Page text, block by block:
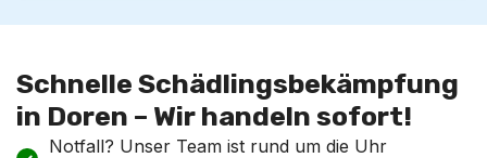
Schnelle Schädlingsbekämpfung
in Doren – Wir handeln sofort!
Notfall? Unser Team ist rund um die Uhr